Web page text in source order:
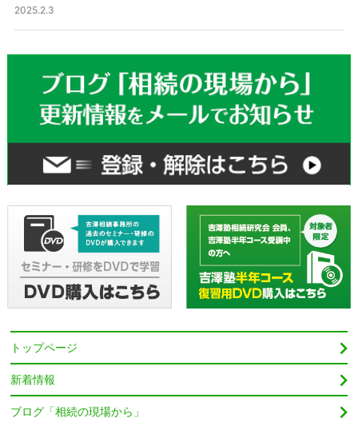
2025.2.3
トップページ
新着情報
ブログ「相続の現場から」